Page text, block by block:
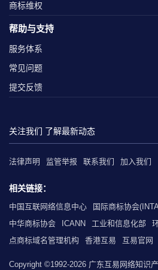
商标维权
帮助与支持
服务体系
常见问题
提交反馈
关注我们 了解最新动态
法律声明 监管举报 联系我们 加入我们
相关链接：
中国互联网络信息中心 国际商标协会
中华商标协会
ICANN 工业和信息化部
点商标域名管理机构
香港互易 互易官网
Copyright ©1992-2026 广东互易网络知识